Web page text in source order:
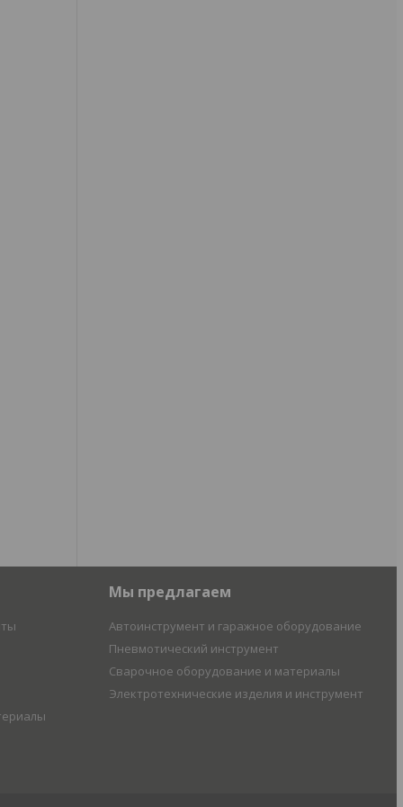
Мы предлагаем
Автоинструмент и гаражное оборудование
Пневмотический инструмент
Сварочное оборудование и материалы
Электротехнические изделия и инструмент